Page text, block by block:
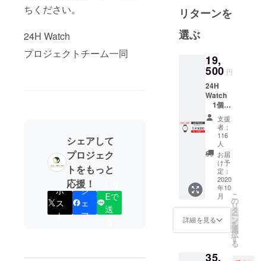
ちください。
24H Watch
プロジェクトチーム一同
シェアして
プロジェク
トをもっと
応援！
ポ
ス
ト
シ
ェ
ア
Eで
送
私たちShop
独自の経験
を活用しな
がらちょっ
と変ったも
の、面白い
ものをより
多くのお客
様へお届け
してまいり
豊かな生活
を送るため
の提案をし
ながら皆さ
まとハッ
リターンを
選ぶ
19,
500 円
24H
Watch
1個
⼀般販
売予定
価格
￥24,00
0
↓↓↓↓↓
machi-
ya割
￥4,500
割引
￥19,50
0 ※税込
ルとベ
支援
者：
116
人
お届
け予
定：
2020
年10
月
詳細を見る
こ
の
リ
タ
ー
ン
を
選
択
す
る
35,